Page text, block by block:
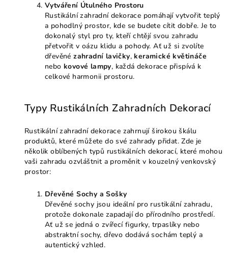
Vytváření Útulného Prostoru
Rustikální zahradní dekorace pomáhají vytvořit teplý
a pohodlný prostor, kde se budete cítit dobře. Je to
dokonalý styl pro ty, kteří chtějí svou zahradu
přetvořit v oázu klidu a pohody. Ať už si zvolíte
dřevěnézahradní lavičky, keramické květináče
nebo kovové lampy, každá dekorace přispívá k
celkové harmonii prostoru.
Typy Rustikálních Zahradních Dekorací
Rustikální zahradní dekorace zahrnují širokou škálu
produktů, které můžete do své zahrady přidat. Zde je
několik oblíbených typů rustikálních dekorací, které mohou
vaši zahradu ozvláštnit a proměnit v kouzelný venkovský
prostor:
Dřevěné Sochy a Sošky
Dřevěné sochy jsou ideální pro rustikální zahradu,
protože dokonale zapadají do přírodního prostředí.
Ať už se jedná o zvířecí figurky, trpaslíky nebo
abstraktní sochy, dřevo dodává sochám teplý a
autentický vzhled.